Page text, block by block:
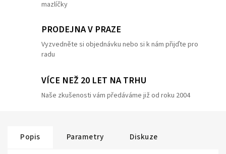
mazlíčky
PRODEJNA V PRAZE
Vyzvedněte si objednávku nebo si k nám přijďte pro
radu
VÍCE NEŽ 20 LET NA TRHU
Naše zkušenosti vám předáváme již od roku 2004
Popis Parametry Diskuze